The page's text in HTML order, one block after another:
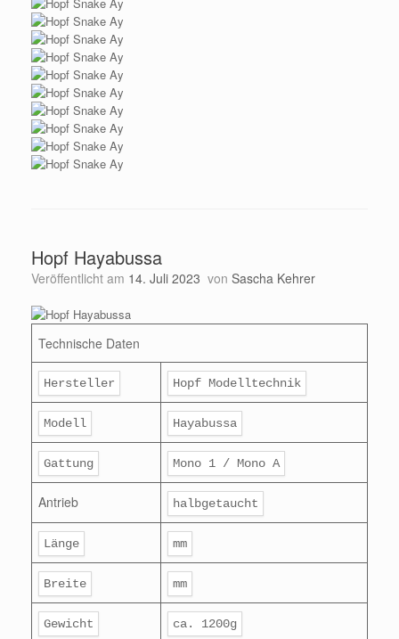
Hopf Hayabussa
Veröffentlicht am 14. Juli 2023 von Sascha Kehrer
Technische Daten
Hersteller Hopf Modelltechnik
Modell Hayabussa
Gattung Mono 1 / Mono A
Antrieb halbgetaucht
Länge mm
Breite mm
Gewicht ca. 1200g